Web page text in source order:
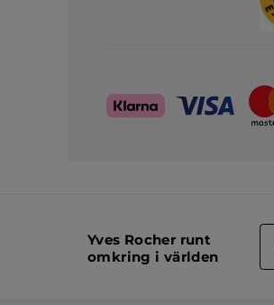
Yves Rocher runt
omkring i världen